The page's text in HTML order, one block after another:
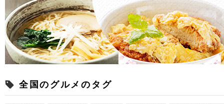
全国のグルメのタグ